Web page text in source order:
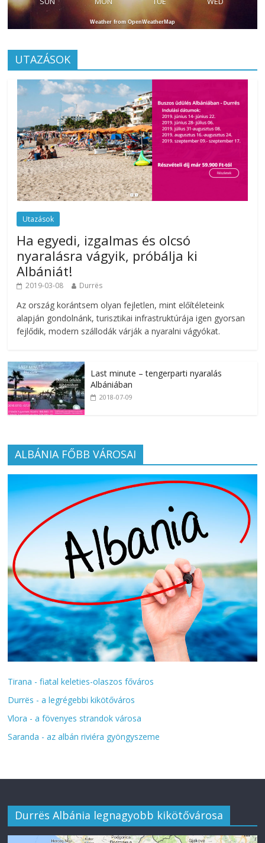
Weather from OpenWeatherMap
UTAZÁSOK
Utazások
Ha egyedi, izgalmas és olcsó
nyaralásra vágyik, próbálja ki
Albániát!
2019-03-08 Durrës
Az ország korántsem olyan fejletlen, mint előítéleteink
alapján gondolnánk, turisztikai infrastruktúrája igen gyorsan
fejlődik, modern szállodák várják a nyaralni vágyókat.
Last minute – tengerparti nyaralás
Albániában
2018-07-09
ALBÁNIA FŐBB VÁROSAI
Tirana - fiatal keleties-olaszos főváros
Durrës - a legrégebbi kikötőváros
Vlora - a fövenyes strandok városa
Saranda - az albán riviéra gyöngyszeme
Durrës Albánia legnagyobb kikötővárosa